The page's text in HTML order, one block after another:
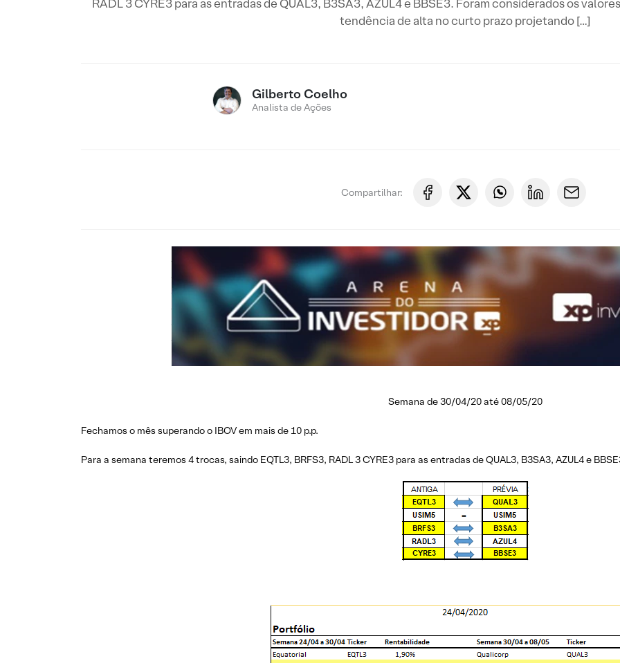
RADL 3 CYRE3 para as entradas de QUAL3, B3SA3, AZUL4 e BBSE3. Foram considerados os
tendência de alta no curto prazo projetando […]
Gilberto Coelho
Analista de Ações
Compartilhar:
Semana de 30/04/20 até 08/05/20
Fechamos o mês superando o IBOV em mais de 10 p.p.
Para a semana teremos 4 trocas, saindo EQTL3, BRFS3, RADL 3 CYRE3 para as entradas de QUAL3, B3SA3, AZUL4 e